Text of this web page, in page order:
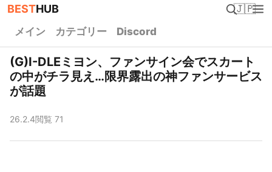
BESTHUB 🇯🇵
メイン カテゴリー Discord
(G)I-DLEミヨン、ファンサイン会でスカート
の中がチラ見え…限界露出の神ファンサービス
が話題
26.2.4閲覧 71